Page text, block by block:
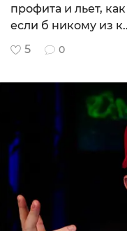
профита и льет,
если б никому из
5
0